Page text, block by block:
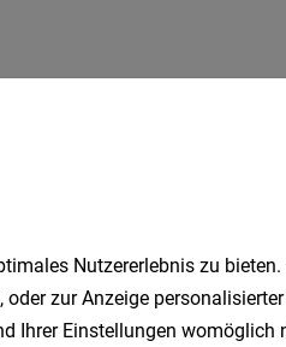
Process & SHEQ
Nutzererlebnis zu
zur Anzeige
Ihrer Einstellungen